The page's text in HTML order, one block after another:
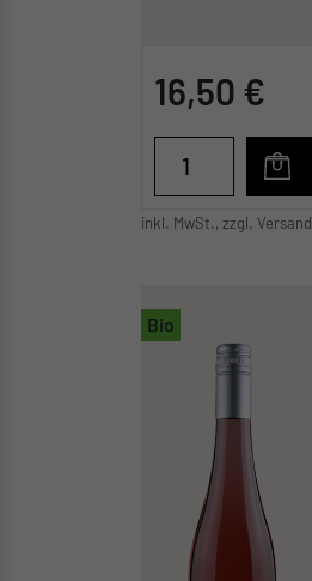
16,50 €
inkl. MwSt., zzgl. Versand
Bio